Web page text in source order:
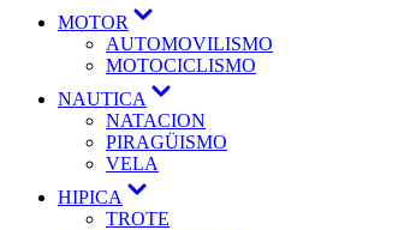
MOTOR
AUTOMOVILISMO
MOTOCICLISMO
NAUTICA
NATACION
PIRAGÜISMO
VELA
HIPICA
TROTE